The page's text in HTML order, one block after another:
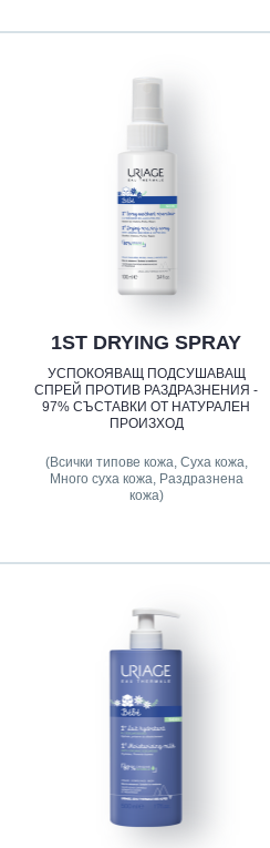
1ST DRYING SPRAY
УСПОКОЯВАЩ ПОДСУШАВАЩ
СПРЕЙ ПРОТИВ РАЗДРАЗНЕНИЯ -
97% СЪСТАВКИ ОТ НАТУРАЛЕН
ПРОИЗХОД
(Всички типове кожа, Суха кожа,
Много суха кожа, Раздразнена
кожа)